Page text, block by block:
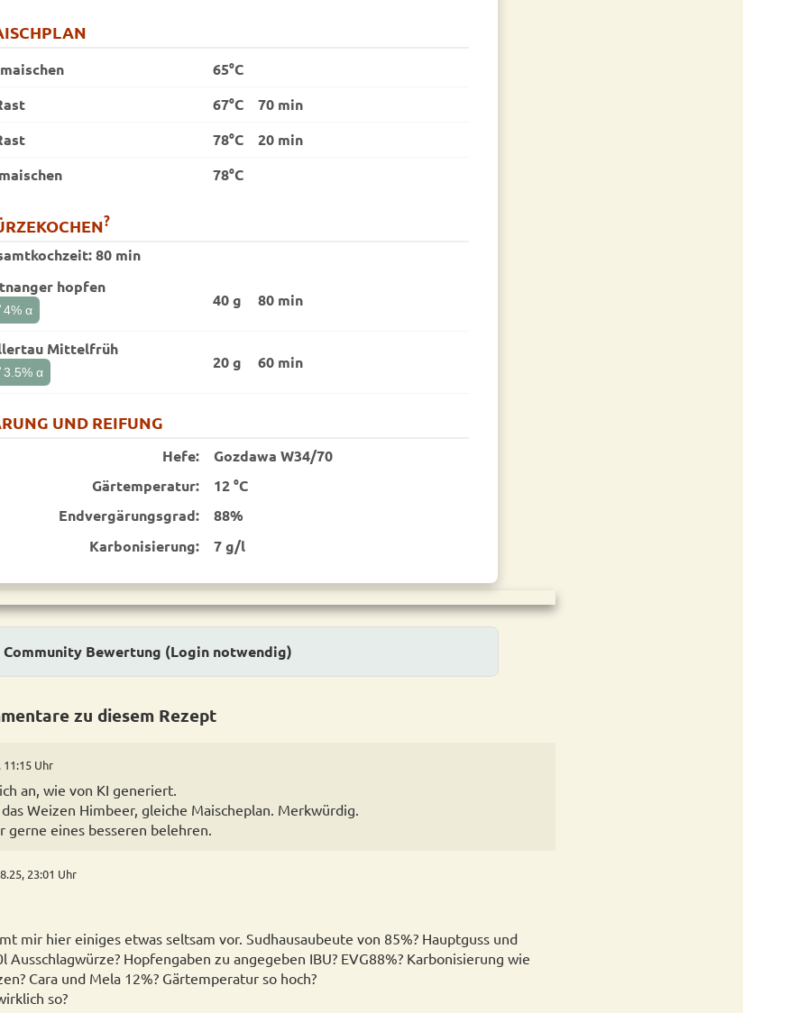
65°C
67°C
70 min
78°C
20 min
78°C
?
80 min
hopfen
4% α
40 g 80 min
Mittelfrüh
3.5% α
20 g 60 min
UND REIFUNG
Hefe:
Gozdawa W34/70
Gärtemperatur:
12 °C
End­vergärungsgrad:
88%
Karbonisierung:
7 g/l
Community Bewertung (Login notwendig)
zu diesem Rezept
11:15 Uhr
an, wie von KI generiert.
Weizen Himbeer, gleiche Maischeplan. Merkwürdig.
gerne eines besseren belehren.
23:01 Uhr
mir hier einiges etwas seltsam vor. Sudhausaubeute von 85%? Hauptguss und
Ausschlagwürze? Hopfengaben zu angegeben IBU? EVG88%? Karbonisierung wie
Cara und Mela 12%? Gärtemperatur so hoch?
Braust Du das wirklich so?